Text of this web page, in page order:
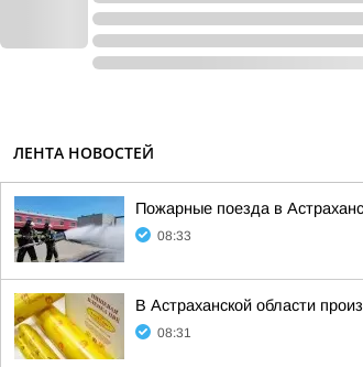
ЛЕНТА НОВОСТЕЙ
Пожарные поезда в
08:33
В Астраханской области
08:31